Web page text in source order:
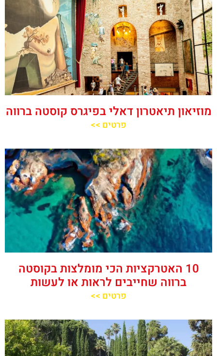
מוזיאון תיאטרון דאלי בפיגרס קוסטה ברווה
פרטים >>
10 האטרקציות הכי מומלצות בקוסטה
ברווה שחייבים לראות או לעשות
פרטים >>